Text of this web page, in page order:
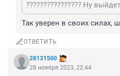
Так уверен в своих силах,
ОТВЕТИТЬ
28131500
28 ноября 2023, 22:44